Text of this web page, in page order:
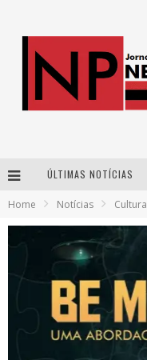
ÚLTIMAS NOTÍCIAS
Home Notícias Cultura